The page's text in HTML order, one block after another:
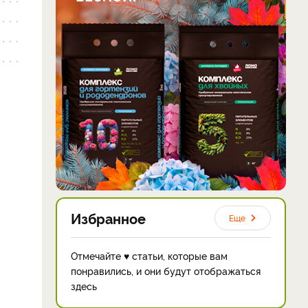
Избранное Еще
Отмечайте ♥ статьи, которые вам
понравились, и они будут отображаться
здесь